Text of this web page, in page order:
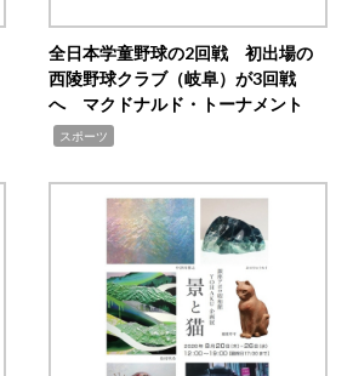
全日本学童野球の2回戦 初出場の
西陵野球クラブ（岐阜）が3回戦
へ マクドナルド・トーナメント
スポーツ